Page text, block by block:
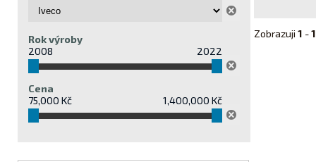
Rok výroby
2008
2022
Cena
75,000 Kč
1,400,000 Kč
Zobrazuji 1 -1